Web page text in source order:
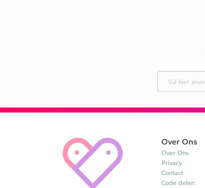
Over Ons
Over Ons
Privacy
Contact
Code delen